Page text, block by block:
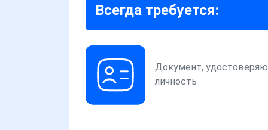
Всегда требуется:
Документ,
личность